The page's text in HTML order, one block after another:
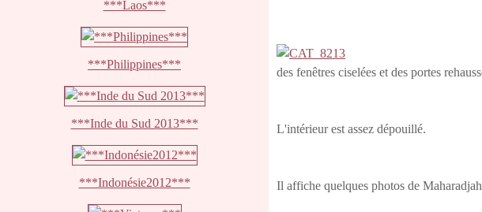
***Laos***
***Philippines***
***Inde du Sud 2013***
***Indonésie2012***
des fenêtres ciselées et des portes
L'intérieur est assez dépouillé.
Il affiche quelques photos de